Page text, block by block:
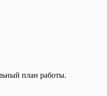
план работы.